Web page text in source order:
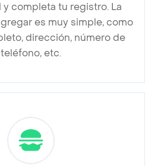
y completa tu registro. La
es muy simple, como
dirección, número de
teléfono, etc.